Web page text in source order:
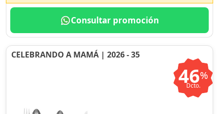
Consultar promoción
CELEBRANDO A MAMÁ | 2026 - 35
46%
Dcto.